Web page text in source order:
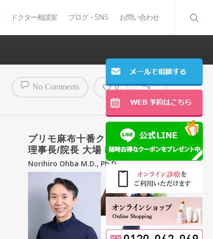
ドクター相談室 ブログ・SNS お問い合わせ
No Comments 0
プリモ麻布十番クリニック
理事長/院長 大場 教弘
Norihiro Ohba M.D., Ph.D.